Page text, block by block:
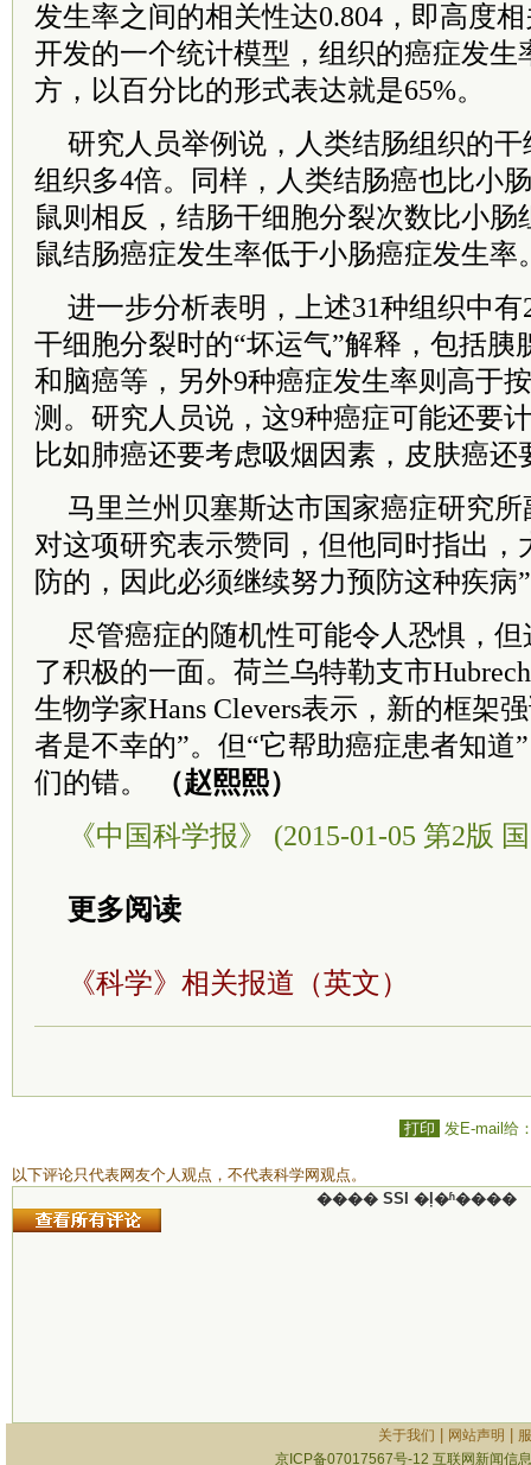
发生率之间的相关性达0.804，即高度
开发的一个统计模型，组织的癌症发生
方，以百分比的形式表达就是65%。
研究人员举例说，人类结肠组织的
组织多4倍。同样，人类结肠癌也比小
鼠则相反，结肠干细胞分裂次数比小肠
鼠结肠癌症发生率低于小肠癌症发生率
进一步分析表明，上述31种组织中
干细胞分裂时的“坏运气”解释，包括胰
和脑癌等，另外9种癌症发生率则高于
测。研究人员说，这9种癌症可能还要
比如肺癌还要考虑吸烟因素，皮肤癌还
马里兰州贝塞斯达市国家癌症研究所
对这项研究表示赞同，但他同时指出，
防的，因此必须继续努力预防这种疾病
尽管癌症的随机性可能令人恐惧，
了积极的一面。荷兰乌特勒支市
生物学家Hans Clevers表示，新的框架
者是不幸的”。但“它帮助癌症患者知道
们的错。
（赵熙熙）
《中国科学报》 (2015-01-05 第2版
更多阅读
《科学》相关报道（英文）
打印 发E-mail给
以下评论只代表网友个人观点，不代表科学网观点。
���� SSI �ļ�ʱ����
关于我们 网站声明
京ICP备07017567号-12 互联网新闻信